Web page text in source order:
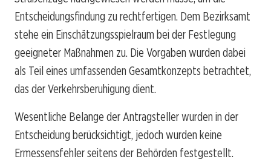
Entscheidungsfindung zu rechtfertigen. Dem Bezirksamt
stehe ein Einschätzungsspielraum bei der Festlegung
geeigneter Maßnahmen zu. Die Vorgaben wurden dabei
als Teil eines umfassenden Gesamtkonzepts betrachtet,
das der Verkehrsberuhigung dient.
Wesentliche Belange der Antragsteller wurden in der
Entscheidung berücksichtigt, jedoch wurden keine
Ermessensfehler seitens der Behörden festgestellt.